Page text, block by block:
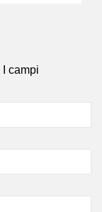
I campi